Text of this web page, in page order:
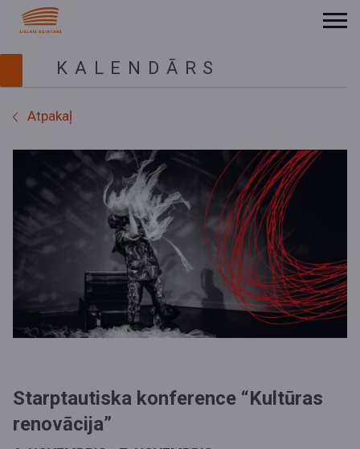
KALENDĀRS
Atpakaļ
Starptautiska konference “Kultūras
renovācija”